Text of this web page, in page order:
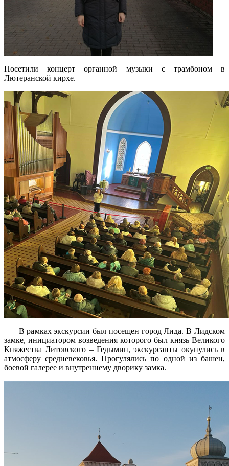
Посетили концерт органной музыки с трамбоном в
Лютеранской кирхе.
В рамках экскурсии был посещен город Лида. В Лидском
замке, инициатором возведения которого был князь Великого
Княжества Литовского – Гедымин, экскурсанты окунулись в
атмосферу средневековья. Прогулялись по одной из башен,
боевой галерее и внутреннему дворику замка.